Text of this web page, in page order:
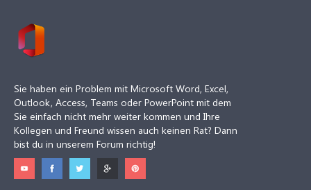
Sie haben ein Problem mit Microsoft Word, Excel,
Outlook, Access, Teams oder PowerPoint mit dem
Sie einfach nicht mehr weiter kommen und Ihre
Kollegen und Freund wissen auch keinen Rat? Dann
bist du in unserem Forum richtig!